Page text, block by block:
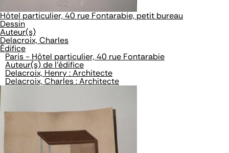
Hôtel particulier, 40 rue Fontarabie, petit bureau
Dessin
Auteur(s)
Delacroix, Charles
Édifice
Paris - Hôtel particulier, 40 rue Fontarabie
Auteur(s) de l'édifice
Delacroix, Henry : Architecte
Delacroix, Charles : Architecte